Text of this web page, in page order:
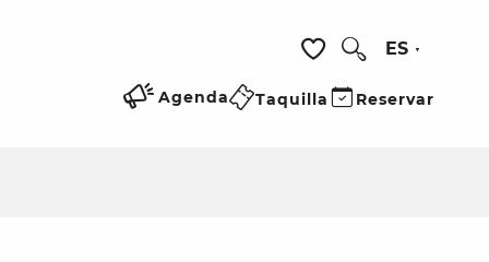
Voir les favoris
ES
Agenda Taquilla Reservar